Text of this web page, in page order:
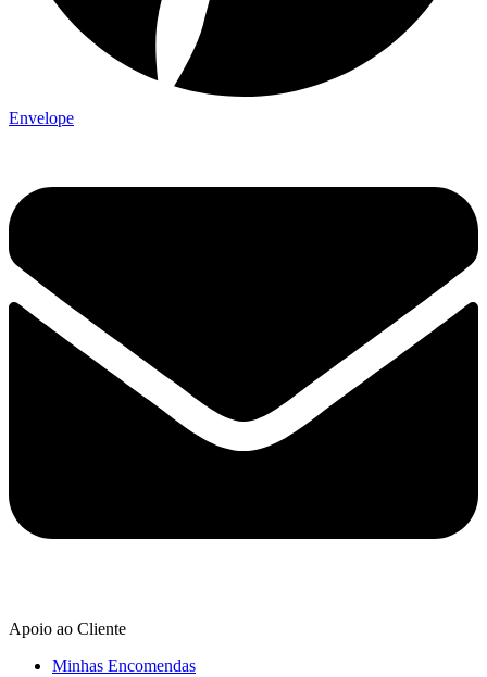
Envelope
Apoio ao Cliente
Minhas Encomendas